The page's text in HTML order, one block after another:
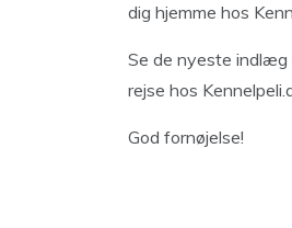
dig hjemme hos
Se de nyeste indlæg
rejse hos
God fornøjelse!